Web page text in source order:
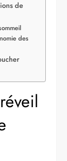
de
des